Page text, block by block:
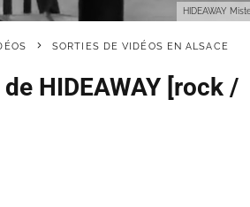
HIDEAWAY
SORTIES DE VIDÉOS EN ALSACE
HIDEAWAY [rock /